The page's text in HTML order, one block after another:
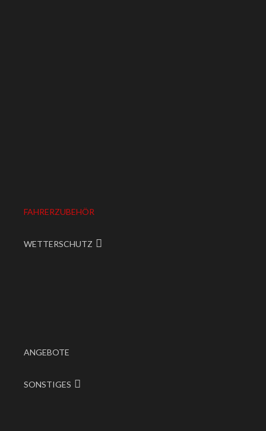
FAHRERZUBEHÖR
WETTERSCHUTZ
ANGEBOTE
SONSTIGES